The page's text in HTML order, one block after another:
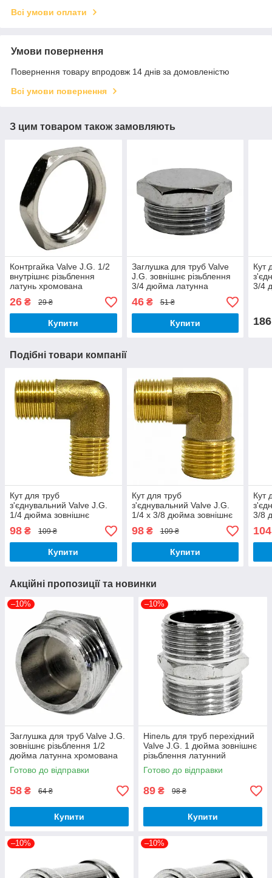
Всі умови оплати
Умови повернення
Повернення товару впродовж 14 днів за домовленістю
Всі умови повернення
З цим товаром також замовляють
Контргайка Valve J.G. 1/2
внутрішнє різьблення
латунь хромована
26 ₴ 29 ₴
Купити
Заглушка для труб Valve
J.G. зовнішнє різьблення
3/4 дюйма латунна
хромована
46₴ 51 ₴
Купити
Кут
3/4
186
Подібні товари компанії
Кут для труб
з'єднувальний Valve J.G.
1/4 дюйма зовнішнє
98 ₴ 109 ₴
Купити
Кут для труб
з'єднувальний Valve J.G.
1/4 х 3/8 дюйма зовнішнє
98₴ 109 ₴
Купити
Кут
3/8
104
Акційні пропозиції та новинки
–10%
Заглушка для труб Valve J.G.
зовнішнє різьблення 1/2
дюйма латунна хромована
Готово до відправки
58 ₴ 64 ₴
Купити
–10%
Ніпель для труб перехідний
Valve J.G. 1 дюйма зовнішнє
різьблення латунний
хромований
Готово до відправки
89 ₴ 98 ₴
Купити
–10% –10%